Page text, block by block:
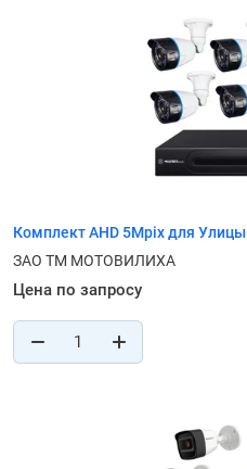
Комплект AHD 5Mpix для Улицы
ЗАО ТМ МОТОВИЛИХА
Цена по запросу